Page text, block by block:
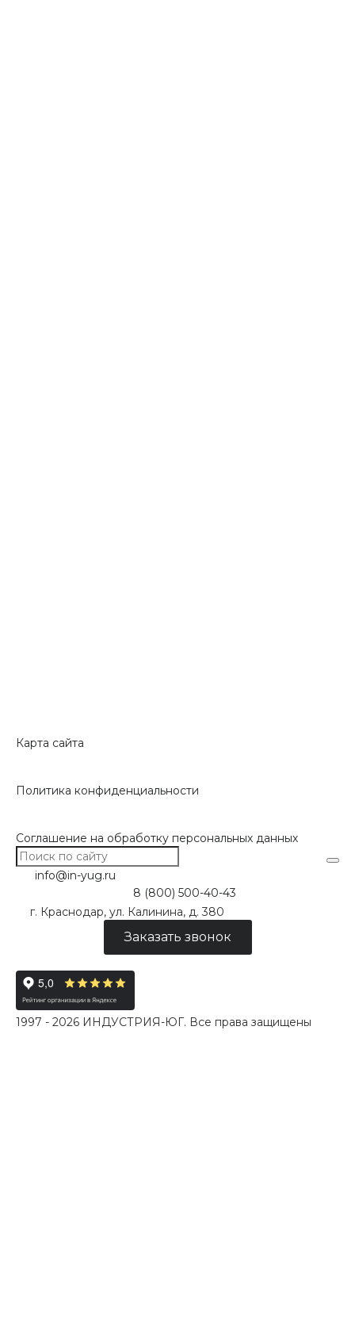
Карта сайта
Политика конфиденциальности
Соглашение на обработку персональных данных
info@in-yug.ru
8 (800) 500-40-43
г. Краснодар, ул. Калинина, д. 380
Заказать звонок
1997 - 2026 ИНДУСТРИЯ-ЮГ. Все права защищены